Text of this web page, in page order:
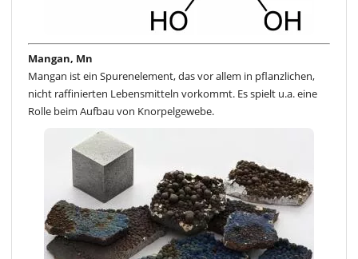
Mangan, Mn
Mangan ist ein Spurenelement, das vor allem in pflanzlichen,
nicht raffinierten Lebensmitteln vorkommt. Es spielt u.a. eine
Rolle beim Aufbau von Knorpelgewebe.